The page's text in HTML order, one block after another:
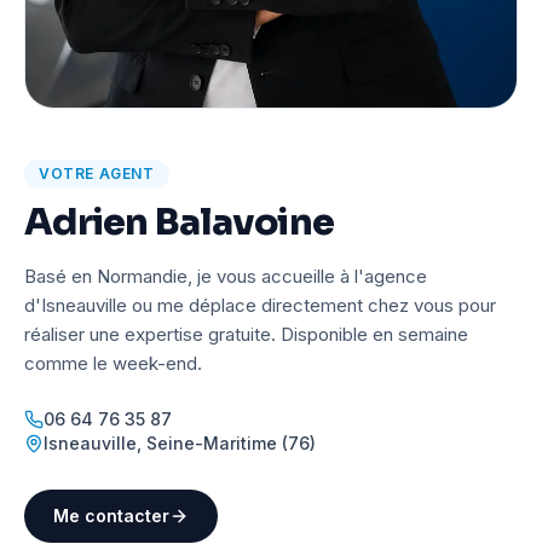
VOTRE AGENT
Adrien Balavoine
Basé en Normandie, je vous accueille à l'agence
d'Isneauville ou me déplace directement chez vous pour
réaliser une expertise gratuite. Disponible en semaine
comme le week-end.
06 64 76 35 87
Isneauville Seine-Maritime (76)
Me contacter